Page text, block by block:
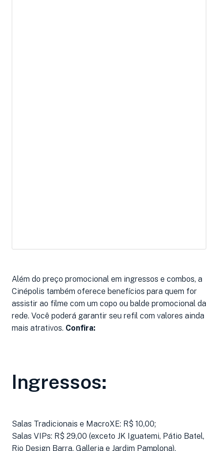
Além do preço promocional em ingressos e combos, a
Cinépolis também oferece benefícios para quem for
assistir ao filme com um copo ou balde promocional da
rede. Você poderá garantir seu refil com valores ainda
mais atrativos. Confira:
Ingressos:
Salas Tradicionais e MacroXE: R$ 10,00;
Salas VIPs: R$ 29,00 (exceto JK Iguatemi, Pátio Batel,
Rio Design Barra, Galleria e Jardim Pamplona).